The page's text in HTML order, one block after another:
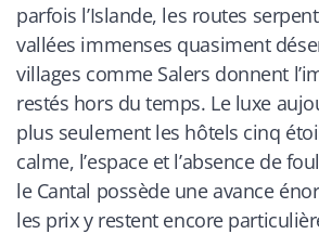
parfois l’Islande, les routes
vallées immenses quasiment
villages comme Salers donnent
restés hors du temps. Le luxe
plus seulement les hôtels cinq
calme, l’espace et l’absence de
le Cantal possède une avance
les prix y restent encore